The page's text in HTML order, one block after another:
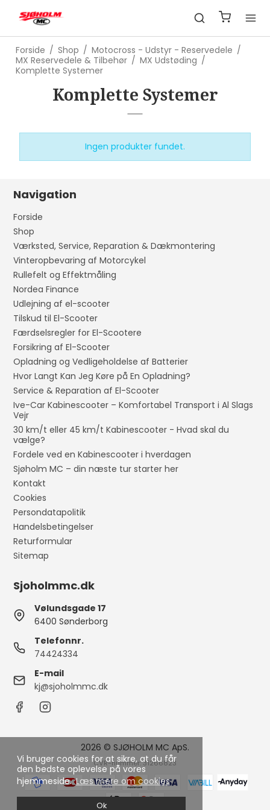
Vi bruger cookies for at sikre, at du får
den bedste oplevelse på vores
hjemmeside.Læs mere om cookies
Ok
Forside / Shop / Motocross - Udstyr - Reservedele /
MX Reservedele & Tilbehør / MX Udstøding /
Komplette Systemer
Komplette Systemer
Ingen produkter fundet.
Navigation
Forside
Shop
Værksted, Service, Reparation & Dækmontering
Vinteropbevaring af Motorcykel
Rullefelt og Effektmåling
Nordea Finance
Udlejning af el-scooter
Tilskud til El-Scooter
Færdselsregler for El-Scootere
Forsikring af El-Scooter
Opladning og Vedligeholdelse af Batterier
Hvor Langt Kan Jeg Køre på En Opladning?
Service & Reparation af El-Scooter
Ive-Car Kabinescooter – Komfortabel Transport i Al Slags
Vejr
30 km/t eller 45 km/t Kabinescooter - Hvad skal du
vælge?
Fordele ved en Kabinescooter i hverdagen
Sjøholm MC – din næste tur starter her
Kontakt
Cookies
Persondatapolitik
Handelsbetingelser
Returformular
Sitemap
Sjoholmmc.dk
Vølundsgade 17
6400 Sønderborg
Telefonnr.
74424334
E-mail
kj@sjoholmmc.dk
2026 © SJØHOLM MC ApS.
CVR-nummer: 31266823